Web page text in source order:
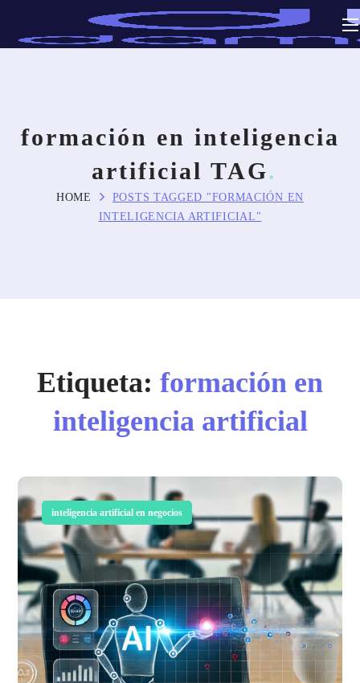
formación en inteligencia
artificial TAG
HOME
POSTS TAGGED "FORMACIÓN EN
INTELIGENCIA ARTIFICIAL"
Etiqueta: formación en
inteligencia artificial
inteligencia artificial en negocios